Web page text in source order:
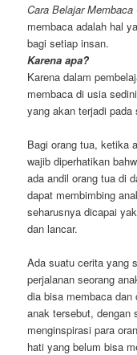
Cara Belajar Membaca
membaca adalah hal
bagi setiap insan.
Karena apa?
Karena dalam
membaca di usia
yang akan terjadi pada
Bagi orang tua, ketika
wajib diperhatikan
ada andil orang tua di
dapat membimbing
seharusnya dicapai
dan lancar.
Ada suatu cerita yang
perjalanan seorang
dia bisa membaca dan
anak tersebut, dengan
menginspirasi para
hati yang belum bisa